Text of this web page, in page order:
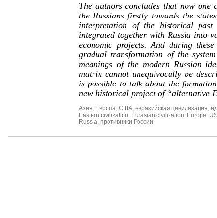
The authors concludes that now one
the Russians firstly towards the
interpretation of the historical
integrated together with Russia into
economic projects. And during
gradual transformation of the
meanings of the modern Russian
matrix cannot unequivocally be
is possible to talk about the
new historical project of “alternative
Азия Европа США евразийская цивилизация
Eastern civilization Eurasian civilization Europe
Russia противники России